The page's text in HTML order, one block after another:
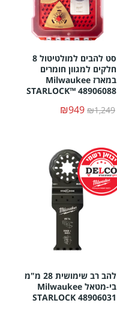
סט להבים למולטיטול 8
חלקים למגוון חומרים
במארז Milwaukee
STARLOCK™ 48906088
₪1,249
₪949
להב רב שימושית 28 מ"מ
בי-מטאל Milwaukee
STARLOCK 48906031